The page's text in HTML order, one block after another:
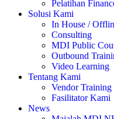
Pelatihan
Solusi Kami
In House /
Consulting
MDI Public
Outbound
Video Learning
Tentang Kami
Vendor Training
Fasilitator Kami
News